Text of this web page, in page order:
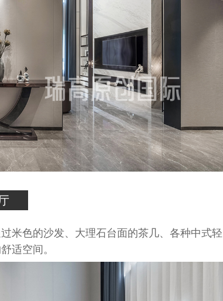
米色的沙发、大理石台面的茶几、各种中式轻
适空间。